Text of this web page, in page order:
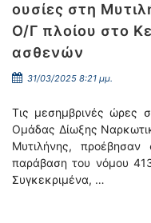
ουσίες στη
Ο/Γ πλοίου στο
ασθενών
31/03/2025 8:21 μμ.
Τις μεσημβρινές ώρες
Ομάδας Δίωξης
Μυτιλήνης,
παράβαση του νόμου
Συγκεκριμένα, …